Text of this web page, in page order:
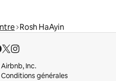
Rosh HaAyin
Inc.
Conditions générales